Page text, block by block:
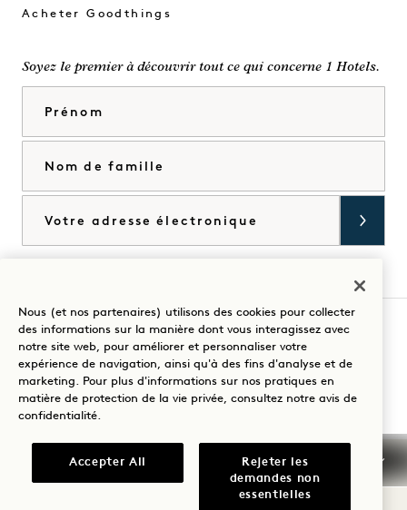
Acheter Goodthings
Soyez le premier à découvrir tout ce qui concerne 1 Hotels.
Visitez
1
Hotels
Visitez
1
Hotels
Visitez
1
Hotels
Visitez
1
Hotels
Visitez
1
Hotels
Visitez
1
Hotels
Guidez votre séjour
Conditions générales d'utilisation
Accessibilité
Conditions générales de Mission
Cookie Settings
Nous (et nos partenaires) utilisons des cookies pour collecter
des informations sur la manière dont vous interagissez avec
notre site web, pour améliorer et personnaliser votre
expérience de navigation, ainsi qu'à des fins d'analyse et de
marketing. Pour plus d'informations sur nos pratiques en
matière de protection de la vie privée, consultez notre avis de
confidentialité.
Accepter All
Rejeter les
demandes non
essentielles